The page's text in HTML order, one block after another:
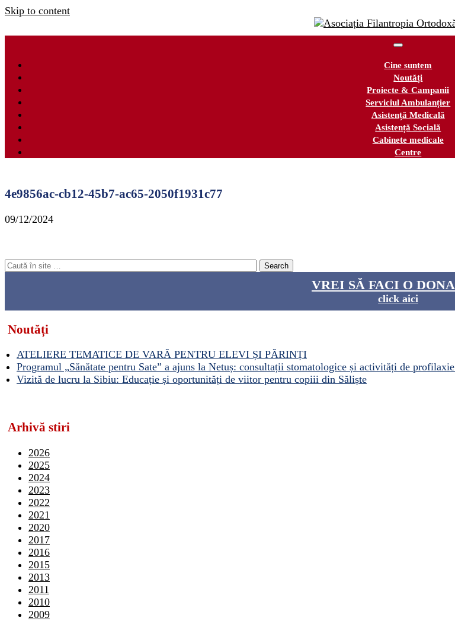
Skip to content
Cine suntem
Noutăți
Proiecte & Campanii
Serviciul Ambulanțier
Asistență Medicală
Asistență Socială
Cabinete medicale
Centre
4e9856ac-cb12-45b7-ac65-2050f1931c77
09/12/2024
VREI SĂ FACI O
click aici
Noutăți
ATELIERE TEMATICE DE VARĂ PENTRU ELEVI ȘI PĂRINȚI
Programul „Sănătate pentru Sate” a ajuns la Netuș: consultații stomatologice și activități de
Vizită de lucru la Sibiu: Educație și oportunități de viitor pentru copiii din Săliște
Arhivă stiri
2026
2025
2024
2023
2022
2021
2020
2017
2016
2015
2013
2011
2010
2009